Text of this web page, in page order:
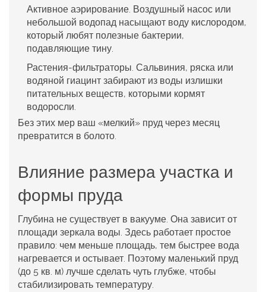
Активное аэрирование. Воздушный насос или
небольшой водопад насыщают воду кислородом,
который любят полезные бактерии,
подавляющие тину.
Растения-фильтраторы. Сальвиния, ряска или
водяной гиацинт забирают из воды излишки
питательных веществ, которыми кормят
водоросли.
Без этих мер ваш «мелкий» пруд через месяц
превратится в болото.
Влияние размера участка и
формы пруда
Глубина не существует в вакууме. Она зависит от
площади зеркала воды. Здесь работает простое
правило: чем меньше площадь, тем быстрее вода
нагревается и остывает. Поэтому маленький пруд
(до 5 кв. м) лучше сделать чуть глубже, чтобы
стабилизировать температуру.